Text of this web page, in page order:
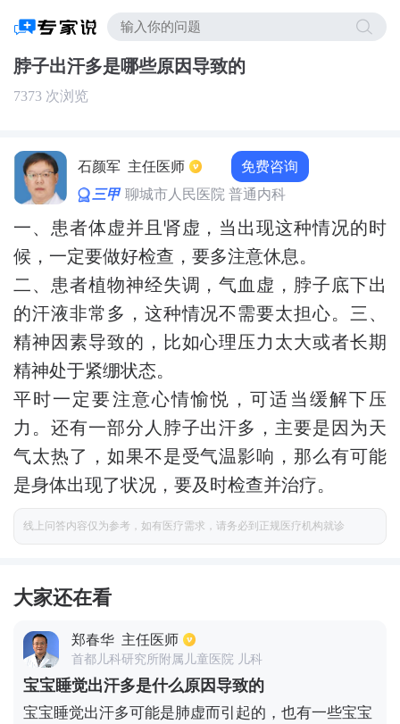
脖子出汗多是哪些原因导致的
7373 次浏览
石颜军 主任医师 免费咨询
三甲 聊城市人民医院 普通内科
一、患者体虚并且肾虚，当出现这种情况的时
候，一定要做好检查，要多注意休息。
二、患者植物神经失调，气血虚，脖子底下出
的汗液非常多，这种情况不需要太担心。三、
精神因素导致的，比如心理压力太大或者长期
精神处于紧绷状态。
平时一定要注意心情愉悦，可适当缓解下压
力。还有一部分人脖子出汗多，主要是因为天
气太热了，如果不是受气温影响，那么有可能
是身体出现了状况，要及时检查并治疗。
线上问答内容仅为参考，如有医疗需求，请务必到正规医疗机构就诊
大家还在看
郑春华 主任医师
首都儿科研究所附属儿童医院 儿科
宝宝睡觉出汗多是什么原因导致的
宝宝睡觉出汗多可能是肺虚而引起的，也有一些宝宝